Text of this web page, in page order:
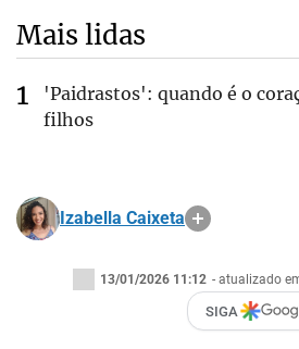
Mais lidas
'Paidrastos': quando é o
filhos
Izabella Caixeta
13/01/2026 11:12 - atualizado
SIGA